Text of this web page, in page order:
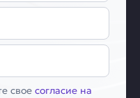
свое согласие на